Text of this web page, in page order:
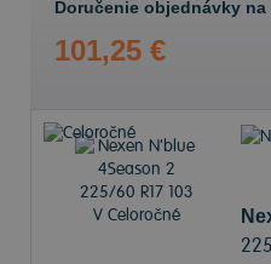
Doručenie objednávky
101,25 €